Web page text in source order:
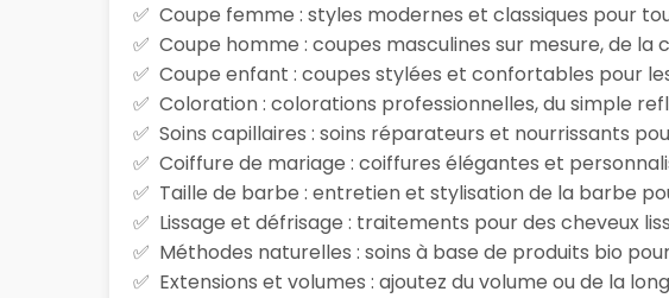
Coupe femme : styles modernes et classiques pour
Coupe homme : coupes masculines sur mesure, de
Coupe enfant : coupes stylées et confortables pour
Coloration : colorations professionnelles, du simple
Soins capillaires : soins réparateurs et nourrissants
Coiffure de mariage : coiffures élégantes et
Taille de barbe : entretien et stylisation de la barbe
Lissage et défrisage : traitements pour des cheveux
Méthodes naturelles : soins à base de produits bio
Extensions et volumes : ajoutez du volume ou de la